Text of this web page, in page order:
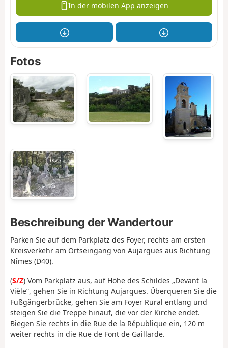
In der mobilen App anzeigen
Fotos
Beschreibung der Wandertour
Parken Sie auf dem Parkplatz des Foyer, rechts am ersten
Kreisverkehr am Ortseingang von Aujargues aus Richtung
Nîmes (D40).
(S/Z) Vom Parkplatz aus, auf Höhe des Schildes „Devant la
Vièle”, gehen Sie in Richtung Aujargues. Überqueren Sie die
Fußgängerbrücke, gehen Sie am Foyer Rural entlang und
steigen Sie die Treppe hinauf, die vor der Kirche endet.
Biegen Sie rechts in die Rue de la République ein, 120 m
weiter rechts in die Rue de Font de Gaillarde.